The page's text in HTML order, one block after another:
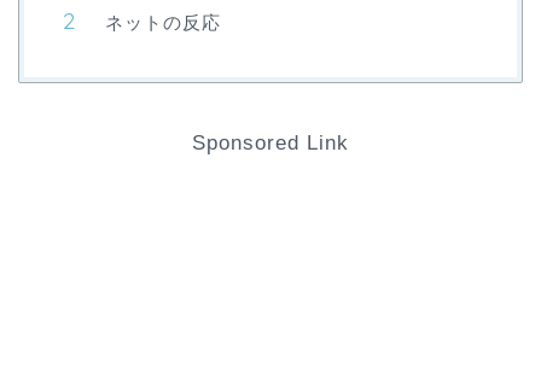
ネットの反応
Sponsored Link